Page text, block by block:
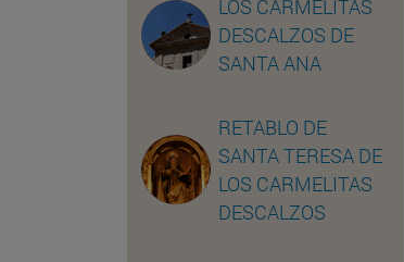
LOS CARMELITAS
DESCALZOS DE
SANTA ANA
RETABLO DE
SANTA TERESA DE
LOS CARMELITAS
DESCALZOS